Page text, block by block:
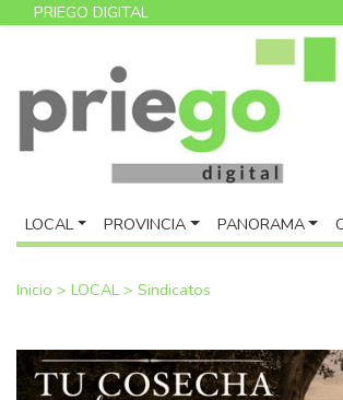
PRIEGO DIGITAL
LOCAL PROVINCIA PANORAMA
Inicio > LOCAL > Sindicatos